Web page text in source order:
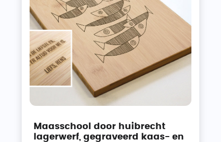
Maasschool door huibrecht
lagerwerf, gegraveerd kaas- en